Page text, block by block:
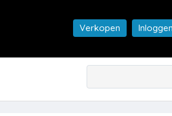
Verkopen Inloggen